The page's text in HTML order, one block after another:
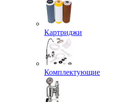
Картриджи
Комплектующие